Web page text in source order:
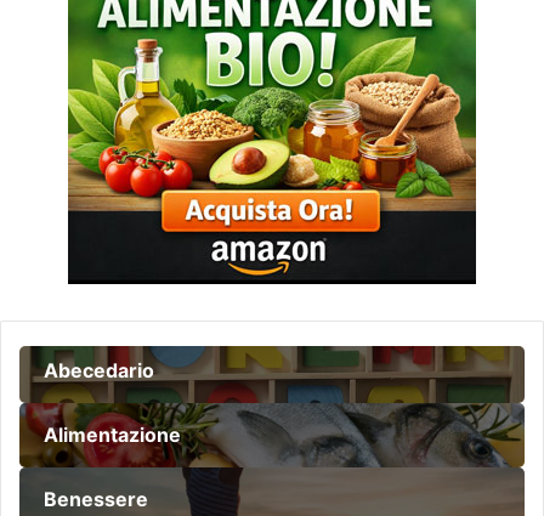
Abecedario
Alimentazione
Benessere